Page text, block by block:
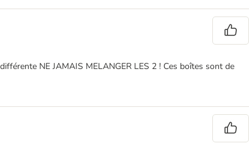
NE JAMAIS MELANGER LES 2 ! Ces boîtes sont de